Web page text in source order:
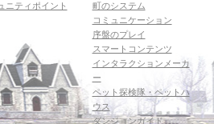
ニティポイント
町のシステム
コミュニケーション
序盤のプレイ
スマートコンテンツ
インタラクションメーカ
ー
ペット探検隊・ペットハ
ウス
ダンジョンガイド